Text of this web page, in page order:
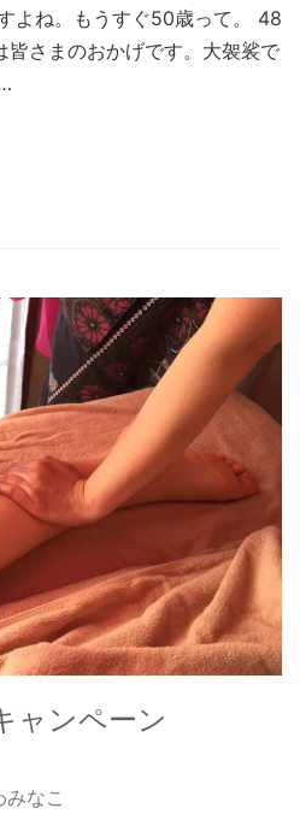
よね。もうすぐ50歳って。 48
皆さまのおかげです。大袈裟で
ャンペーン
みなこ